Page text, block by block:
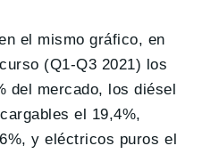
el mismo gráfico, en
(Q1-Q3 2021) los
del mercado, los diésel
el 19,4%,
y eléctricos puros el